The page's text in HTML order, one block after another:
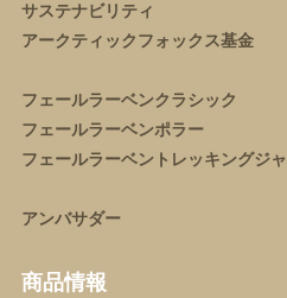
サステナビリティ
アークティックフォックス基金
フェールラーベンクラシック
フェールラーベンポラー
フェールラーベントレッキングジ
アンバサダー
商品情報